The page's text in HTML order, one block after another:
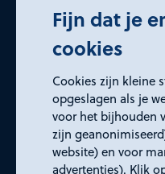
Fijn dat je
cookies
Cookies zijn kleine
opgeslagen als je
voor het bijhouden
zijn
website) en voor
advertenties). Klik